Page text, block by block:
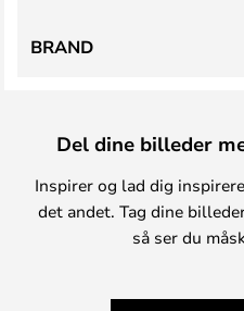
BRAND
Del dine billeder
Inspirer og lad dig
det andet. Tag dine
så ser du